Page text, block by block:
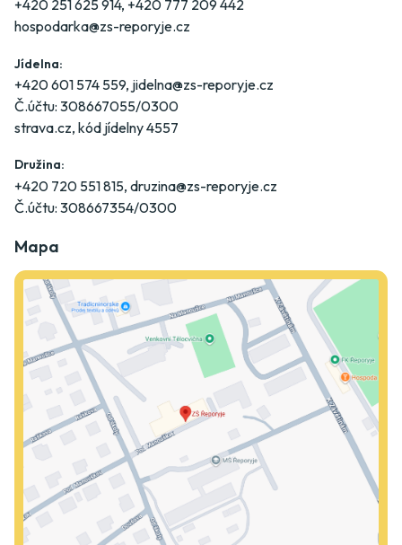
+420 251 625 914, +420 777 209 442
hospodarka@zs-reporyje.cz
Jídelna:
+420 601 574 559, jidelna@zs-reporyje.cz
Č.účtu: 308667055/0300
strava.cz, kód jídelny 4557
Družina:
+420 720 551 815, druzina@zs-reporyje.cz
Č.účtu: 308667354/0300
Mapa